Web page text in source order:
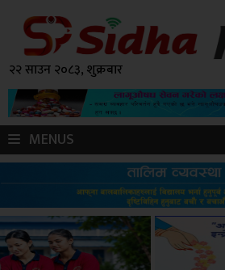
२२ साउन २०८३, शुक्रबार
MENUS